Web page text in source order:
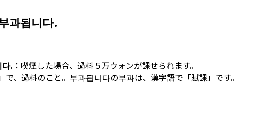
과됩니다.
. ：喫煙した場合、過料５万ウォンが課せられます。
、過料のこと。부과됩니다の부과は、漢字語で「賦課」です。